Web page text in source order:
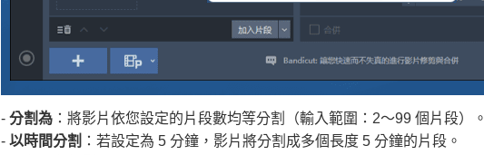
- 分割為：將影片依您設定的片段數均等分割（輸入範圍：2～99 個片段）。
- 以時間分割 ：若設定為 5 分鐘，影片將分割成多個長度 5 分鐘的片段。